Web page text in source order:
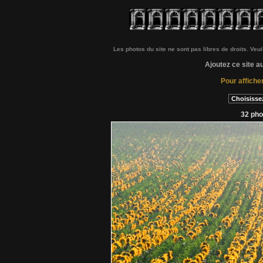
Les photos du site ne sont pas libres de droits.
Ajoutez ce site
Pour
32